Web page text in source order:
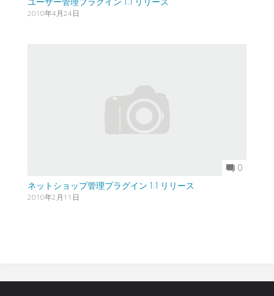
2010年4月24日
0
ネットショップ管理プラグイン 1.1 リリース
2010年2月11日